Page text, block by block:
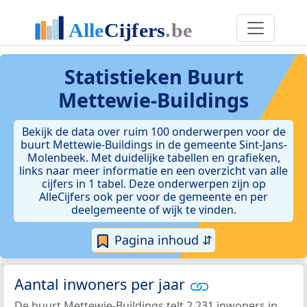
Statistieken Buurt
Mettewie-Buildings
Bekijk de data over ruim 100 onderwerpen voor de
buurt Mettewie-Buildings in de gemeente Sint-Jans-
Molenbeek. Met duidelijke tabellen en grafieken,
links naar meer informatie en een overzicht van alle
cijfers in 1 tabel. Deze onderwerpen zijn op
AlleCijfers ook per voor de gemeente en per
deelgemeente of wijk te vinden.
Pagina inhoud ⇵
Aantal inwoners per jaar